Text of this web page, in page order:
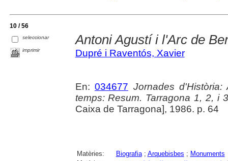
10 / 56
seleccionar
imprimir
Antoni Agustí i l'Arc de
Dupré i Raventós, Xavier
En:034677 Jornades
temps: Resum. Tarragona 1, 2, i
Caixa de Tarragona], 1986. p. 64
Matèries: Biografia; Arquebisbes ; Monuments